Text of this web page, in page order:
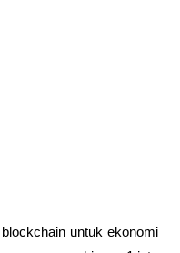
untuk ekonomi